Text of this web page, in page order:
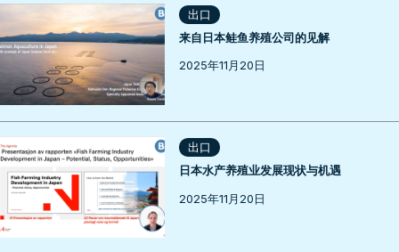
出口
来自日本鲑鱼养殖公司的见解
2025年11月20日
出口
日本水产养殖业发展现状与机遇
2025年11月20日